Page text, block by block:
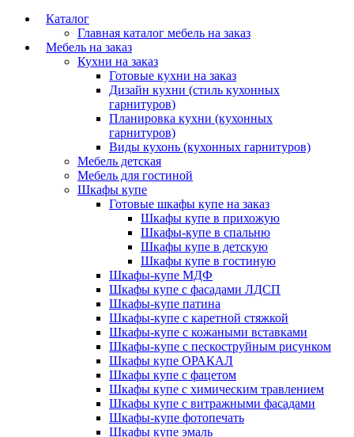
Каталог
Главная каталог мебель на заказ
Мебель на заказ
Кухни на заказ
Готовые кухни на заказ
Дизайн кухни (стиль кухонных
гарнитуров)
Планировка кухни (кухонных
гарнитуров)
Виды кухонь (кухонных гарнитуров)
Мебель детская
Мебель для гостиной
Шкафы купе
Готовые шкафы купе на заказ
Шкафы купе в прихожую
Шкафы-купе в спальню
Шкафы купе в детскую
Шкафы купе в гостиную
Шкафы-купе МДФ
Шкафы купе с фасадами ЛДСП
Шкафы-купе патина
Шкафы-купе с каретной стяжкой
Шкафы-купе с кожаными вставками
Шкафы-купе с пескоструйным рисунком
Шкафы купе ОРАКАЛ
Шкафы купе с фацетом
Шкафы купе с химическим травлением
Шкафы купе с витражными фасадами
Шкафы-купе фотопечать
Шкафы купе эмаль